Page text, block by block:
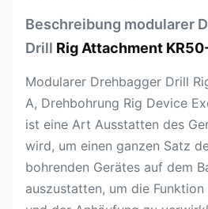
Beschreibung modularer
Drill Rig Attachment
Modularer Drehbagger Drill
A, Drehbohrung Rig Device
ist eine Art Ausstatten des
wird, um einen ganzen Satz
bohrenden Gerätes auf dem
auszustatten, um die